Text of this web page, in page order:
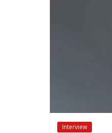
Interview